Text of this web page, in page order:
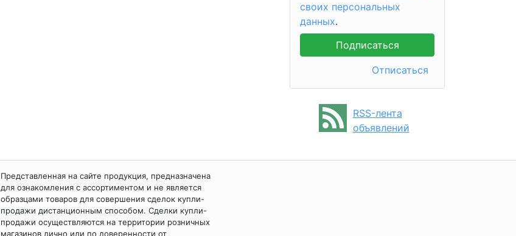
своих персональных
данных.
Отписаться
RSS-лента
объявлений
Представленная на сайте продукция, предназначена
для ознакомления с ассортиментом и не является
образцами товаров для совершения сделок купли-
продажи дистанционным способом. Сделки купли-
продажи осуществляются на территории розничных
магазинов лично или по доверенности от